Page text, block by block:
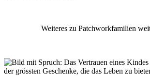
Weiteres zu Patchworkfamilien